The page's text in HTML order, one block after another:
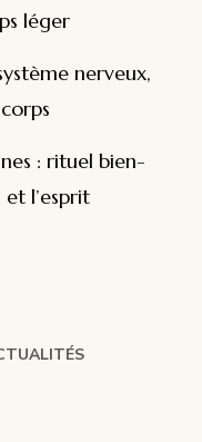
léger
nerveux,
: rituel bien-
l’esprit